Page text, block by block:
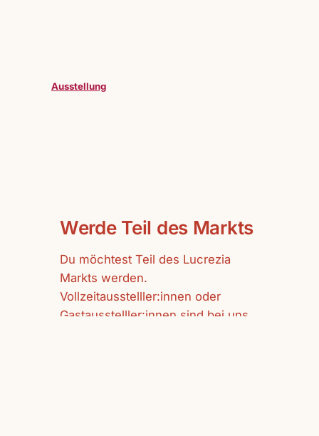
Ausstellung
Werde Teil des Markts
Du möchtest Teil des Lucrezia
Markts werden.
Vollzeitausstelller:innen oder
Gastausstelller:innen sind bei uns